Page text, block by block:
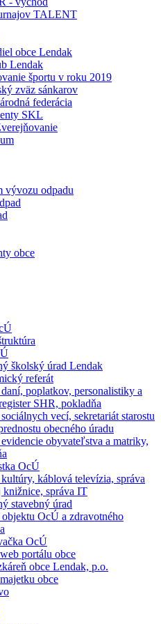
TALENT
obce Lendak
Lendak
športu v roku 2019
zväz sánkarov
federácia
SKL
vývozu odpadu
obce
školský úrad Lendak
referát
poplatkov, personalistiky a
SHR, pokladňa
vecí, sekretariát starostu
obecného úradu
obyvateľstva a matriky,
OcÚ
káblová televízia, správa
knižnice, správa IT
stavebný úrad
OcÚ a zdravotného
OcÚ
portálu obce
obce Lendak, p.o.
obce